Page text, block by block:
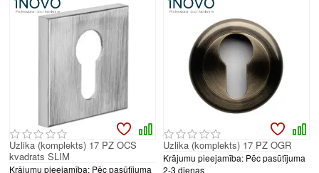
Krājumu pieejamība: Pēc pasūtījuma
Uzlika (komplekts) 17 PZ OCS
kvadrats SLIM
Krājumu pieejamība: Pēc pasūtījuma
2-3 dienas
Uzlika (komplekts) 17 PZ OGR